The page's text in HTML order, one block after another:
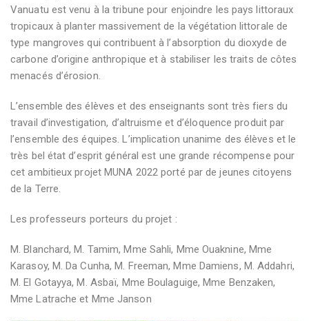
Vanuatu est venu à la tribune pour enjoindre les pays littoraux
tropicaux à planter massivement de la végétation littorale de
type mangroves qui contribuent à l’absorption du dioxyde de
carbone d’origine anthropique et à stabiliser les traits de côtes
menacés d’érosion.
L’ensemble des élèves et des enseignants sont très fiers du
travail d’investigation, d’altruisme et d’éloquence produit par
l’ensemble des équipes. L’implication unanime des élèves et le
très bel état d’esprit général est une grande récompense pour
cet ambitieux projet MUNA 2022 porté par de jeunes citoyens
de la Terre.
Les professeurs porteurs du projet :
M. Blanchard, M. Tamim, Mme Sahli, Mme Ouaknine, Mme
Karasoy, M. Da Cunha, M. Freeman, Mme Damiens, M. Addahri,
M. El Gotayya, M. Asbaï, Mme Boulaguige, Mme Benzaken,
Mme Latrache et Mme Janson